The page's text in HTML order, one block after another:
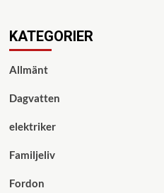
KATEGORIER
Allmänt
Dagvatten
elektriker
Familjeliv
Fordon